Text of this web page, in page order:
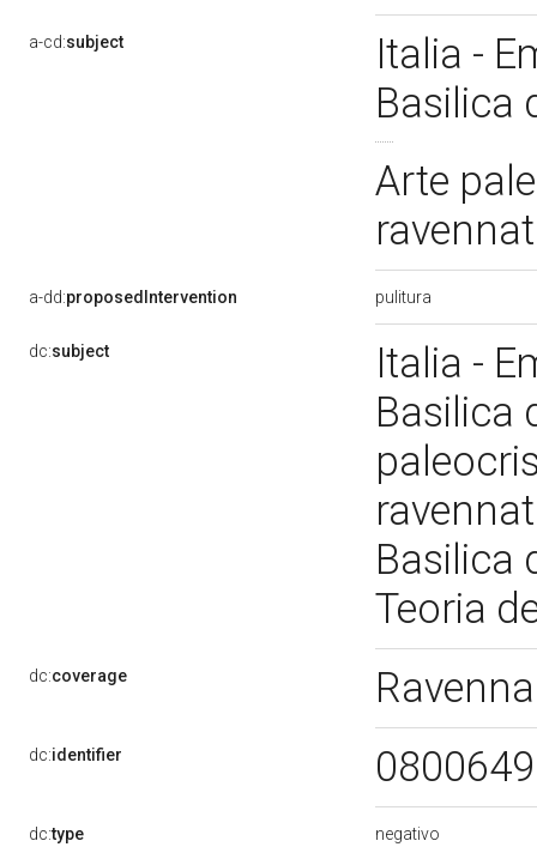
a-cd:subject
Italia -
Basilica
Arte
a-dd:proposedIntervention pulitura
dc:subject
Italia -
Basilica
Basilica
Teoria
dc:coverage
dc:identifier
dc:type negativo